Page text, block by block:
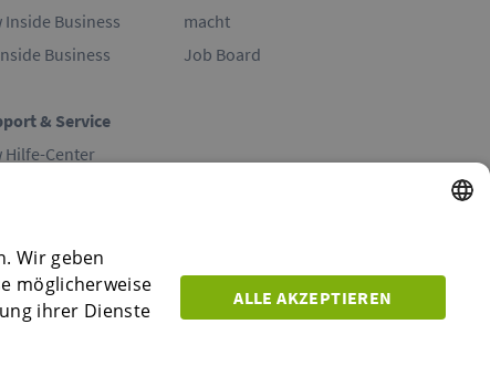
Inside Business
Business
macht
Job Board
& Service
Hilfe-Center
GERMAN
Wir geben
möglicherweise
ihrer Dienste
ALLE AKZEPTIEREN